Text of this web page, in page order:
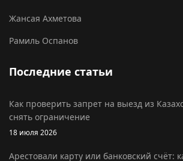
Жансая Ахметова
Рамиль Оспанов
Последние статьи
Как проверить запрет на выезд из
снять ограничение
18 июля 2026
Арестовали карту или банковский счёт: